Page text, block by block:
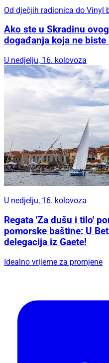
Od dječjih radionica do Vinyl
Ako ste u Skradinu
događanja koja ne
U nedjelju, 16. kolovoza
U nedjelju, 16. kolovoza
Regata 'Za dušu i tilo'
pomorske baštine: U
delegacija iz Gaete!
Idealno vrijeme za promjene